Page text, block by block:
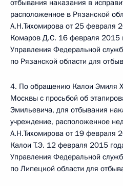
отбывания наказания в
расположенное в Рязанской
А.Н.Тихомирова от 25 февраля
Комаров Д.С. 16 февраля 2015
Управления Федеральной
по Рязанской области для
4. По обращению Калои Эмиля
Москвы с просьбой об
Эмильевича, для отбывания
учреждение, расположенное
А.Н.Тихомирова от 19 февраля
Калои Т.Э. 12 февраля 2015
Управления Федеральной
по Липецкой области для